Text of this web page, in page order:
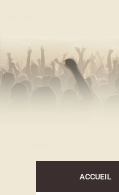
ACCUEIL